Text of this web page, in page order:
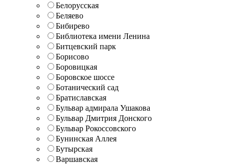
Белорусская
Беляево
Бибирево
Библиотека имени Ленина
Битцевский парк
Борисово
Боровицкая
Боровское шоссе
Ботанический сад
Братиславская
Бульвар адмирала Ушакова
Бульвар Дмитрия Донского
Бульвар Рокоссовского
Бунинская Аллея
Бутырская
Варшавская